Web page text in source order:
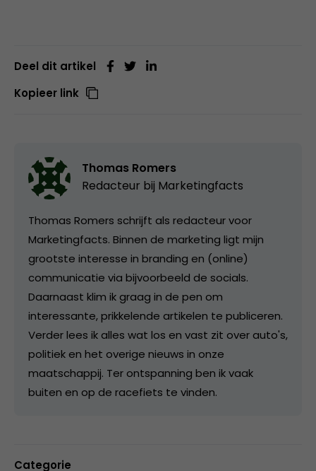
Deel dit artikel
Kopieer link
Thomas Romers
Redacteur bij Marketingfacts
Thomas Romers schrijft als redacteur voor
Marketingfacts. Binnen de marketing ligt mijn
grootste interesse in branding en (online)
communicatie via bijvoorbeeld de socials.
Daarnaast klim ik graag in de pen om
interessante, prikkelende artikelen te publiceren.
Verder lees ik alles wat los en vast zit over auto's,
politiek en het overige nieuws in onze
maatschappij. Ter ontspanning ben ik vaak
buiten en op de racefiets te vinden.
Categorie